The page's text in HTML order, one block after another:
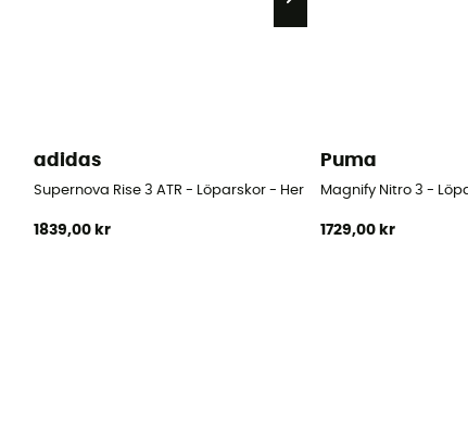
adidas
Supernova Rise 3 ATR - Löparskor - Herr
1839,00 kr
Puma
Magnify Nitro 3 -
1729,00 kr